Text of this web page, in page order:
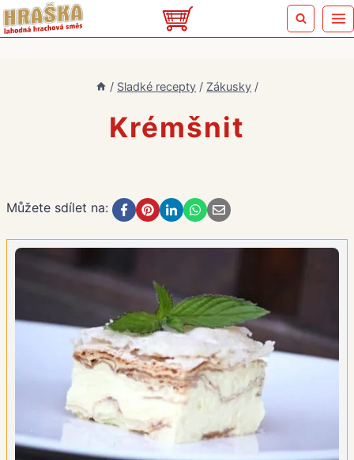
Přeskočit
na
/ Sladké recepty / Zákusky /
Krémšnit
Můžete sdílet na: